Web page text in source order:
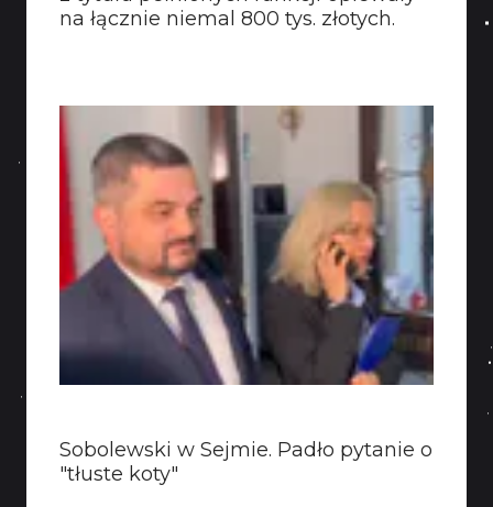
na łącznie niemal 800 tys. złotych.
Sobolewski w Sejmie. Padło pytanie o
"tłuste koty"